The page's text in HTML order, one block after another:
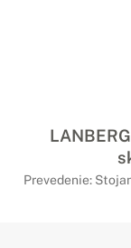
Prevedenie: